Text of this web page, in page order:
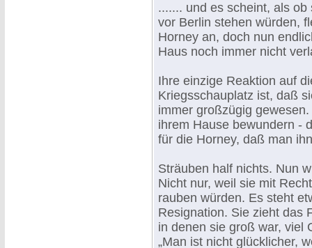
....... und es scheint, als
vor Berlin stehen würden,
Horney an, doch nun
Haus noch immer nicht
Ihre einzige Reaktion auf
Kriegsschauplatz ist, daß
immer großzügig
ihrem Hause bewundern -
für die Horney, daß man
Sträuben half nichts. Nun
Nicht nur, weil sie mit
rauben würden. Es steht
Resignation. Sie zieht das
in denen sie groß war, viel
„Man ist nicht glücklicher,